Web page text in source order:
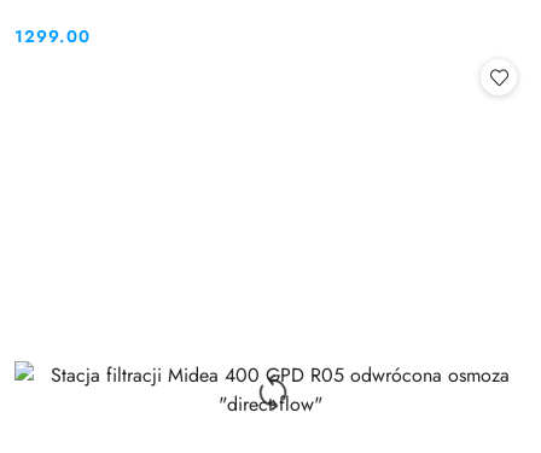
Cena:
1299.00